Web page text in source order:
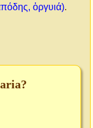
ὀργυιά).